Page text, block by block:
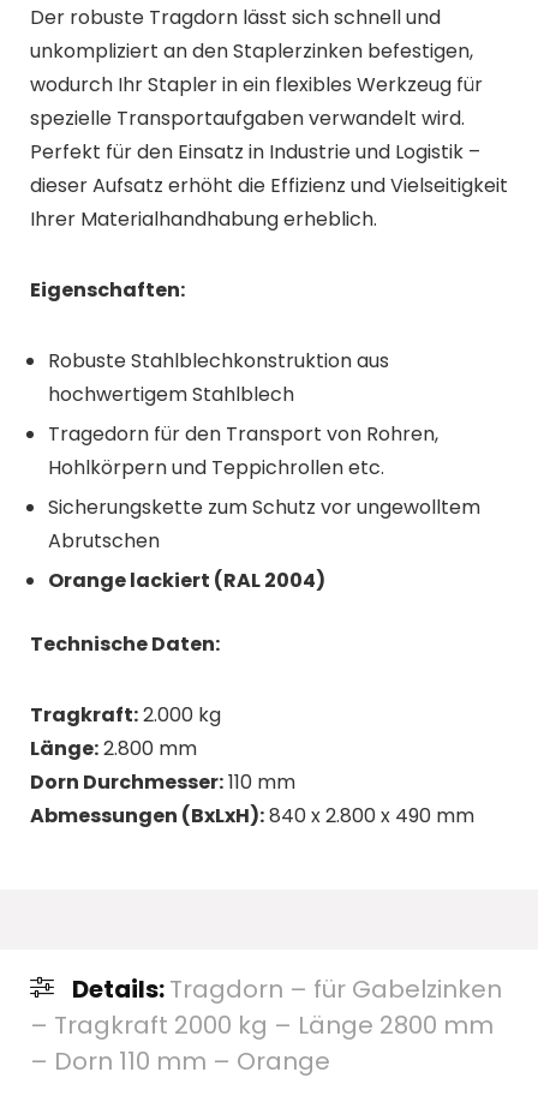
Der robuste Tragdorn lässt sich schnell und
unkompliziert an den Staplerzinken befestigen,
wodurch Ihr Stapler in ein flexibles Werkzeug für
spezielle Transportaufgaben verwandelt wird.
Perfekt für den Einsatz in Industrie und Logistik –
dieser Aufsatz erhöht die Effizienz und Vielseitigkeit
Ihrer Materialhandhabung erheblich.
Eigenschaften:
Robuste Stahlblechkonstruktion aus
hochwertigem Stahlblech
Tragedorn für den Transport von Rohren,
Hohlkörpern und Teppichrollen etc.
Sicherungskette zum Schutz vor ungewolltem
Abrutschen
Orange lackiert (RAL 2004)
Technische Daten:
Tragkraft:2.000 kg
Länge:2.800 mm
Dorn Durchmesser:110 mm
Abmessungen (BxLxH):840 x 2.800 x 490 mm
Details:Tragdorn – für Gabelzinken
– Tragkraft 2000 kg – Länge 2800 mm
– Dorn 110 mm – Orange